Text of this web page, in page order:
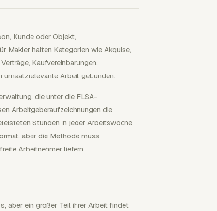
Kunde oder Objekt,
Makler halten Kategorien wie Akquise,
Kaufvereinbarungen,
Arbeit gebunden.
die unter die FLSA-
Arbeitgeberaufzeichnungen die
Stunden in jeder Arbeitswoche
aber die Methode muss
Arbeitnehmer liefern.
aber ein großer Teil ihrer Arbeit findet